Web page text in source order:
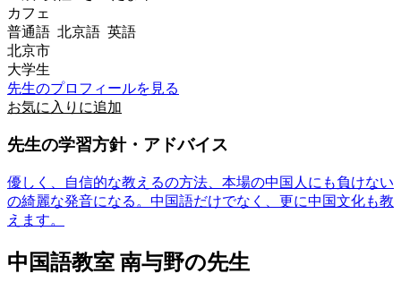
カフェ
普通語 北京語 英語
北京市
大学生
先生のプロフィールを見る
お気に入りに追加
先生の学習方針・アドバイス
優しく、自信的な教えるの方法、本場の中国人にも負けない
の綺麗な発音になる。中国語だけでなく、更に中国文化も教
えます。
中国語教室 南与野の先生